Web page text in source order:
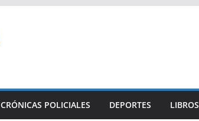
CRÓNICAS POLICIALES DEPORTES LIBROS